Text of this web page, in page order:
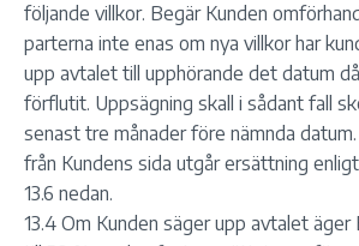
följande villkor. Begär Kunden
parterna inte enas om nya villkor har
upp avtalet till upphörande det datum
förflutit. Uppsägning skall i sådant fall
senast tre månader före nämnda
från Kundens sida utgår ersättning
13.6 nedan.
13.4 Om Kunden säger upp avtalet